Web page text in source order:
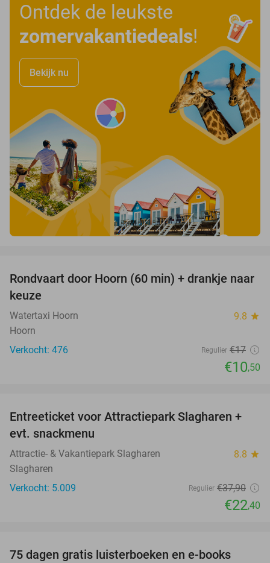
Ontdek de leukste
zomervakantiedeals!
Bekijk nu
38%
Rondvaart door Hoorn (60 min) + drankje naar
keuze
Watertaxi Hoorn 9.8 star
Hoorn
Verkocht: 476
Regulier €17
€10,50
41%
Entreeticket voor Attractiepark Slagharen +
evt. snackmenu
Attractie- & Vakantiepark Slagharen 8.8 star
Slagharen
Verkocht: 5.009
Regulier €37,90
€22,40
75 dagen gratis luisterboeken en e-books